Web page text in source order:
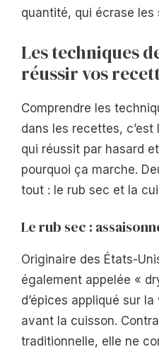
quantité, qui écrase les
Les techniques
réussir vos
Comprendre les
dans les recettes,
qui réussit par hasard
pourquoi ça marche.
tout : le rub sec et la
Le rub sec :
Originaire des États-
également appelée «
d’épices appliqué sur
avant la cuisson.
traditionnelle, elle ne